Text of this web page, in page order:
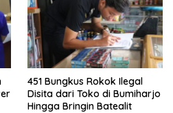
451 Bungkus Rokok Ilegal
Disita dari Toko di Bumiharjo
Hingga Bringin Batealit